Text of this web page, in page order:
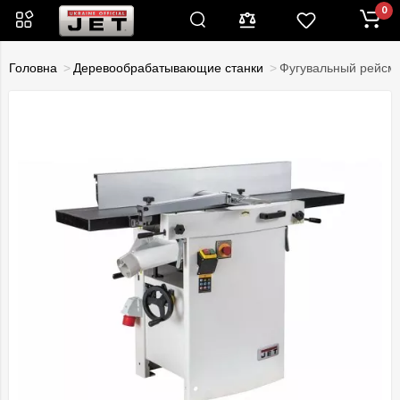
0
Головна Деревообрабатывающие станки Фугувальный